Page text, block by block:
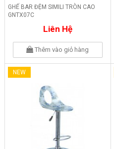
GHẾ BAR ĐỆM SIMILI TRÒN CAO
GNTX07C
Liên Hệ
Thêm vào giỏ hàng
NEW